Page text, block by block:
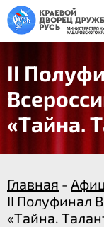
II
«Тайна.
Главная -
II Полуфинал
«Тайна.